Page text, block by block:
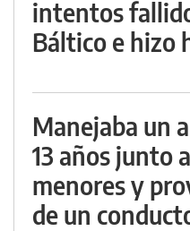
intentos
Báltico e hizo
Manejaba un
13 años junto
menores y
de un